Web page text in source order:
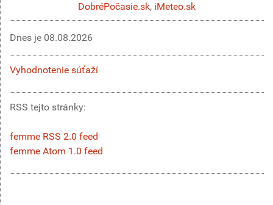
DobréPočasie.sk, iMeteo.sk
Dnes je 08.08.2026
Vyhodnotenie súťaží
RSS tejto stránky:
femme RSS 2.0 feed
femme Atom 1.0 feed